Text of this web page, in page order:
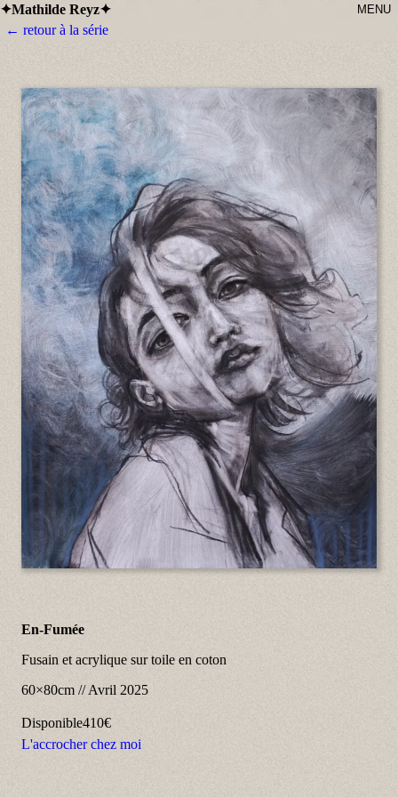
✦Mathilde Reyz✦ MENU
← retour à la série
En-Fumée
Fusain et acrylique sur toile en coton
60×80cm //Avril 2025
Disponible410€
L'accrocher chez moi